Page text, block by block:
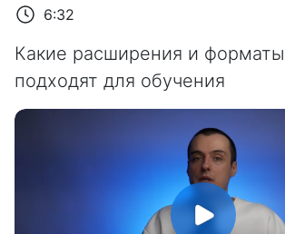
6:32
Какие расширения и
подходят для обучения